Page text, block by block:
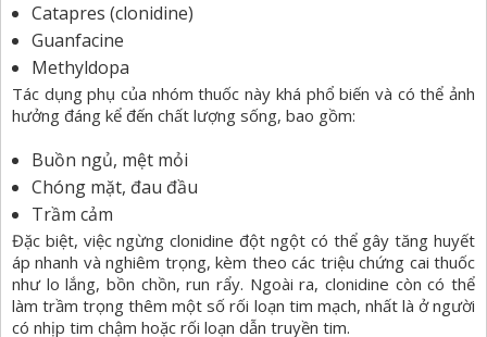
Catapres (clonidine)
Guanfacine
Methyldopa
Tác dụng phụ của nhóm thuốc này khá phổ biến và có thể ảnh
hưởng đáng kể đến chất lượng sống, bao gồm:
Buồn ngủ, mệt mỏi
Chóng mặt, đau đầu
Trầm cảm
Đặc biệt, việc ngừng clonidine đột ngột có thể gây tăng huyết
áp nhanh và nghiêm trọng, kèm theo các triệu chứng cai thuốc
như lo lắng, bồn chồn, run rẩy. Ngoài ra, clonidine còn có thể
làm trầm trọng thêm một số rối loạn tim mạch, nhất là ở người
có nhịp tim chậm hoặc rối loạn dẫn truyền tim.